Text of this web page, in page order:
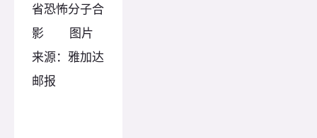
省恐怖分子合
影 图片
来源：雅加达
邮报